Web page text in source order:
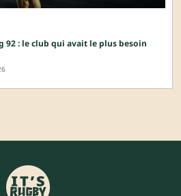
92 : le club qui avait le plus besoin